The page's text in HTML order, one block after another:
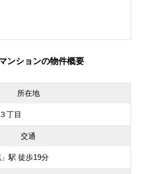
ンションの物件概要
所在地
丁目
交通
駅 徒歩19分